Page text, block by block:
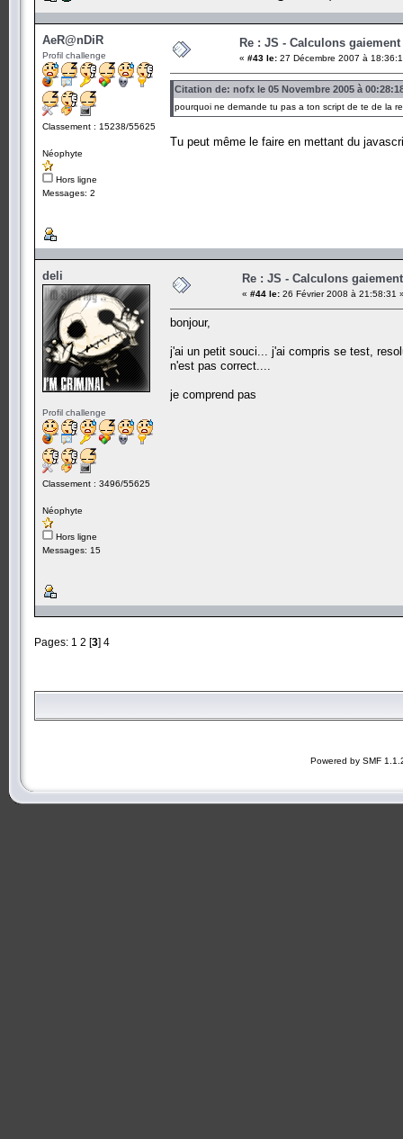
AeR@nDiR
Profil challenge
Classement : 15238/55625
Néophyte
Hors ligne
Messages: 2
Re : JS - Calculons gaiement
« #43 le: 27 Décembre 2007 à
Citation de: nofx le 05 Novembre 2005 à
pourquoi ne demande tu pas a ton script de te de la
Tu peut même le faire en mettant du
deli
Profil challenge
Classement : 3496/55625
Néophyte
Hors ligne
Messages: 15
Re : JS - Calculons
« #44 le: 26 Février 2008 à 21:58:31
bonjour,
j'ai un petit souci... j'ai compris se test,
n'est pas correct....
je comprend pas
Pages: 1 2 [3] 4
Powered by SMF